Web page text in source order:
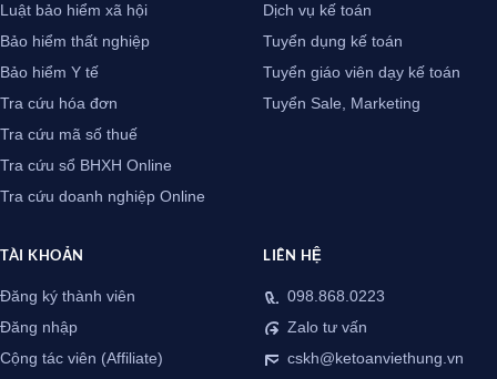
Luật bảo hiểm xã hội
Bảo hiểm thất nghiệp
Bảo hiểm Y tế
Tra cứu hóa đơn
Tra cứu mã số thuế
Tra cứu sổ BHXH Online
Tra cứu doanh nghiệp Online
Dịch vụ kế toán
Tuyển dụng kế toán
Tuyển giáo viên dạy kế toán
Tuyển Sale, Marketing
TÀI KHOẢN
Đăng ký thành viên
Đăng nhập
Cộng tác viên (Affiliate)
LIÊN HỆ
098.868.0223
Zalo tư vấn
cskh@ketoanviethung.vn